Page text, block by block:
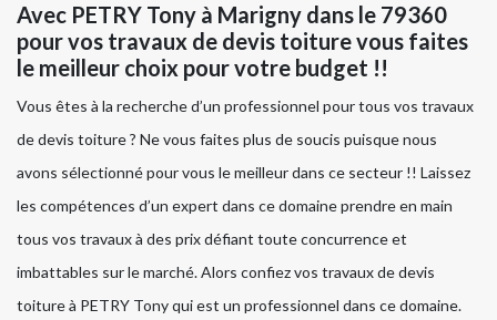
Avec PETRY Tony à Marigny dans le 79360
pour vos travaux de devis toiture vous faites
le meilleur choix pour votre budget !!
Vous êtes à la recherche d’un professionnel pour tous vos travaux
de devis toiture ? Ne vous faites plus de soucis puisque nous
avons sélectionné pour vous le meilleur dans ce secteur !! Laissez
les compétences d’un expert dans ce domaine prendre en main
tous vos travaux à des prix défiant toute concurrence et
imbattables sur le marché. Alors confiez vos travaux de devis
toiture à PETRY Tony qui est un professionnel dans ce domaine.